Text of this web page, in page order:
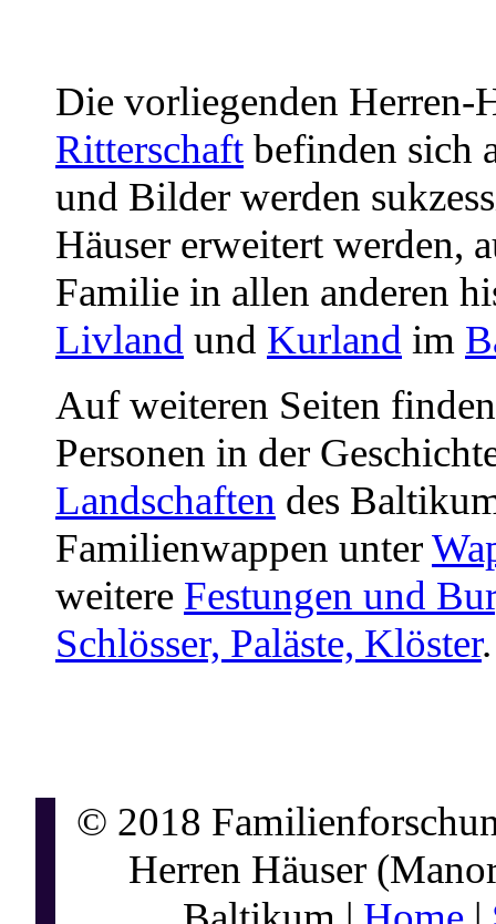
Die vorliegenden Herren-
Ritterschaft befinden sich
und Bilder werden
Häuser erweitert werden,
Familie in allen anderen
Livland und Kurland im
Auf weiteren Seiten
Personen in der
Landschaften des
Familienwappen unter
weitere Festungen und
Schlösser, Paläste, Klöster.
© 2018
Herren Häuser